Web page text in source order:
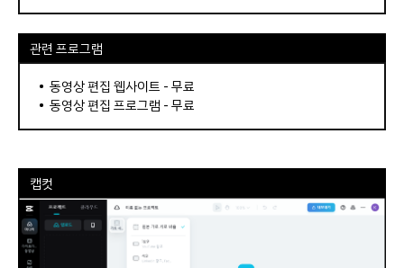
관련 프로그램
• 동영상 편집 웹사이트 - 무료
• 동영상 편집 프로그램 - 무료
캡컷